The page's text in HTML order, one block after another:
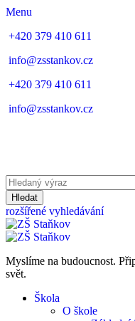
Menu
+420 379 410 611
info@zsstankov.cz
+420 379 410 611
info@zsstankov.cz
Hledat
rozšířené vyhledávání
Myslíme na budoucnost.
svět.
Škola
O škole